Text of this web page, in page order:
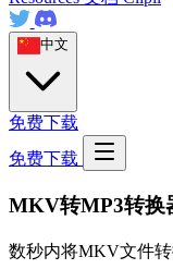
中文
免费下载
免费下载
MKV转MP3转换
数秒内将MKV文件